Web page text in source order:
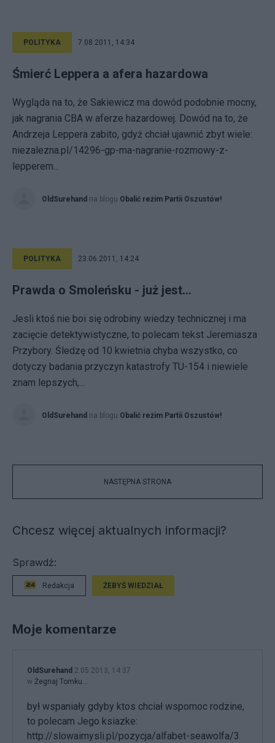
POLITYKA 7.08.2011, 14:34
Śmierć Leppera a afera hazardowa
Wygląda na to, że Sakiewicz ma dowód podobnie mocny,
jak nagrania CBA w aferze hazardowej. Dowód na to, że
Andrzeja Leppera zabito, gdyż chciał ujawnić zbyt wiele:
niezalezna.pl/14296-gp-ma-nagranie-rozmowy-z-
lepperem...
OldSurehand na blogu Obalić reżim Partii Oszustów!
POLITYKA 23.06.2011, 14:24
Prawda o Smoleńsku - już jest...
Jesli ktoś nie boi się odrobiny wiedzy technicznej i ma
zacięcie detektywistyczne, to polecam tekst Jeremiasza
Przybory. Śledzę od 10 kwietnia chyba wszystko, co
dotyczy badania przyczyn katastrofy TU-154 i niewiele
znam lepszych,...
OldSurehand na blogu Obalić reżim Partii Oszustów!
NASTĘPNA STRONA
Chcesz więcej aktualnych informacji?
Sprawdź:
Redakcja ŻEBYŚ WIEDZIAŁ
Moje komentarze
OldSurehand 2.05.2013, 14:37
w Żegnaj Tomku...
był wspaniały gdyby ktos chciał wspomoc rodzine,
to polecam Jego ksiazke:
http://slowaimysli.pl/pozycja/alfabet-seawolfa/3